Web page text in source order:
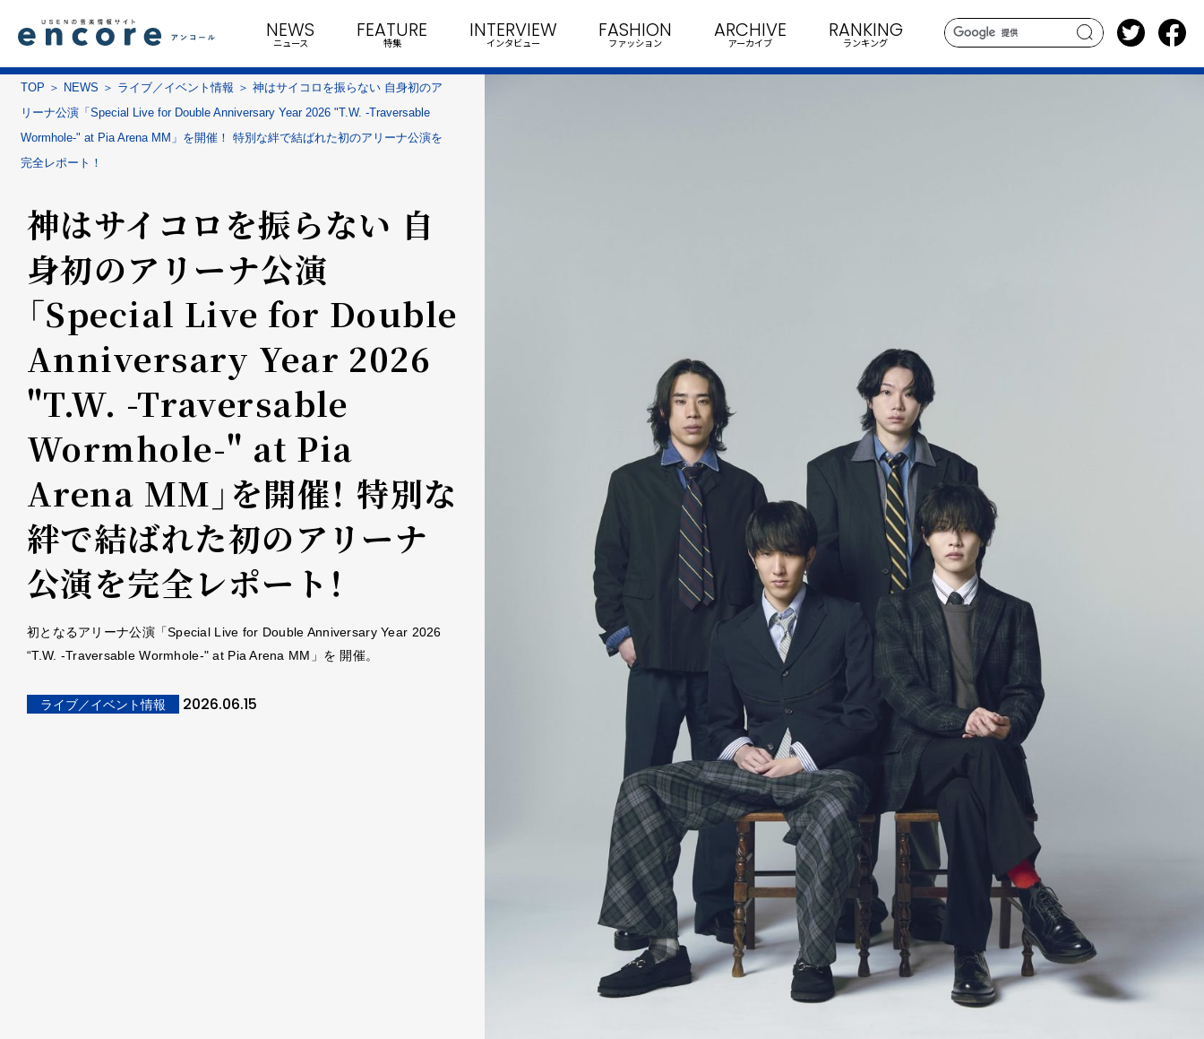
search
NEWS
ニュース
FEATURE
特集
INTERVIEW
インタビュー
FASHION
ファッション
ARCHIVE
アーカイブ
RANKING
ランキング
TOP NEWS ライブ／イベント情報
神はサイコロを振らない 自身初のア
リーナ公演「Special Live for Double Anniversary Year 2026 "T.W. -Traversable
Wormhole-" at Pia Arena MM」を開催！ 特別な絆で結ばれた初のアリーナ公演を
完全レポート！
神はサイコロを振らない 自
身初のアリーナ公演
「Special Live for Double
Anniversary Year 2026
"T.W. -Traversable
Wormhole-" at Pia
Arena MM」を開催！ 特別な
絆で結ばれた初のアリーナ
公演を完全レポート！
初となるアリーナ公演「Special Live for Double Anniversary Year 2026
“T.W. -Traversable Wormhole-" at Pia Arena MM」を 開催。
ライブ／イベント情報 2026.06.15